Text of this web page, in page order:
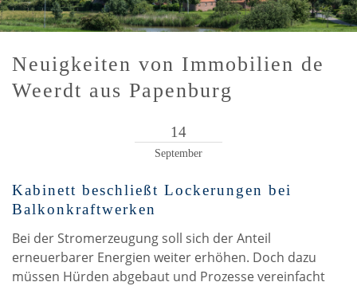
Neuigkeiten von Immobilien de
Weerdt aus Papenburg
14
September
Kabinett beschließt Lockerungen bei
Balkonkraftwerken
Bei der Stromerzeugung soll sich der Anteil
erneuerbarer Energien weiter erhöhen. Doch dazu
müssen Hürden abgebaut und Prozesse vereinfacht